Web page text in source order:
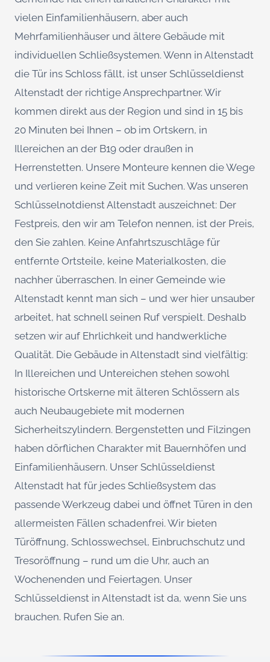
vielen Einfamilienhäusern, aber auch
Mehrfamilienhäuser und ältere Gebäude mit
individuellen Schließsystemen. Wenn in Altenstadt
die Tür ins Schloss fällt, ist unser Schlüsseldienst
Altenstadt der richtige Ansprechpartner. Wir
kommen direkt aus der Region und sind in 15 bis
20 Minuten bei Ihnen – ob im Ortskern, in
Illereichen an der B19 oder draußen in
Herrenstetten. Unsere Monteure kennen die Wege
und verlieren keine Zeit mit Suchen. Was unseren
Schlüsselnotdienst Altenstadt auszeichnet: Der
Festpreis, den wir am Telefon nennen, ist der Preis,
den Sie zahlen. Keine Anfahrtszuschläge für
entfernte Ortsteile, keine Materialkosten, die
nachher überraschen. In einer Gemeinde wie
Altenstadt kennt man sich – und wer hier unsauber
arbeitet, hat schnell seinen Ruf verspielt. Deshalb
setzen wir auf Ehrlichkeit und handwerkliche
Qualität. Die Gebäude in Altenstadt sind vielfältig:
In Illereichen und Untereichen stehen sowohl
historische Ortskerne mit älteren Schlössern als
auch Neubaugebiete mit modernen
Sicherheitszylindern. Bergenstetten und Filzingen
haben dörflichen Charakter mit Bauernhöfen und
Einfamilienhäusern. Unser Schlüsseldienst
Altenstadt hat für jedes Schließsystem das
passende Werkzeug dabei und öffnet Türen in den
allermeisten Fällen schadenfrei. Wir bieten
Türöffnung, Schlosswechsel, Einbruchschutz und
Tresoröffnung – rund um die Uhr, auch an
Wochenenden und Feiertagen. Unser
Schlüsseldienst in Altenstadt ist da, wenn Sie uns
brauchen. Rufen Sie an.